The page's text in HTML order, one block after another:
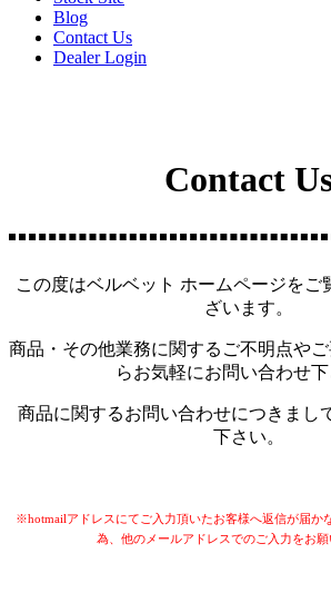
Blog
Contact Us
Dealer Login
Contact
この度はベルベット ホームページをご
ざいます。
商品・その他業務に関するご不明点や
らお気軽にお問い合わせ下
商品に関するお問い合わせにつきまし
下さい。
※hotmailアドレスにてご入力頂いたお客様へ返信が届か
為、他のメールアドレスでのご入力をお願